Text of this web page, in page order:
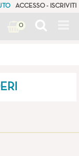
ACCESSO - ISCRIVITI
0